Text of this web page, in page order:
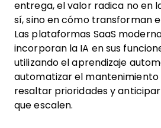
entrega, el valor radica no en
sí, sino en cómo transforman
Las plataformas SaaS
incorporan la IA en sus
utilizando el aprendizaje
automatizar el mantenimiento
resaltar prioridades y
que escalen.